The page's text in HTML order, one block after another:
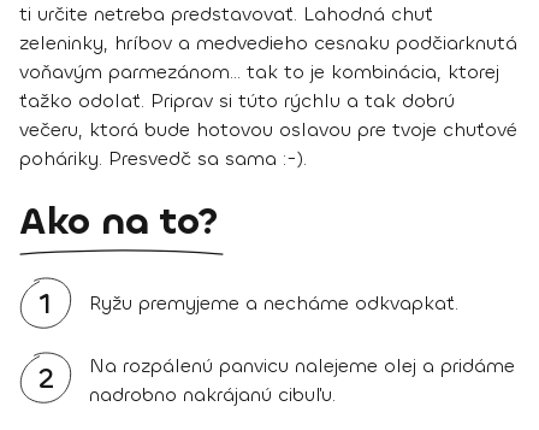
ti určite netreba predstavovať. Lahodná chuť
zeleninky, hríbov a medvedieho cesnaku podčiarknutá
voňavým parmezánom... tak to je kombinácia, ktorej
ťažko odolať. Priprav si túto rýchlu a tak dobrú
večeru, ktorá bude hotovou oslavou pre tvoje chuťové
poháriky. Presvedč sa sama :-).
Ako na to?
1 Ryžu premyjeme a necháme odkvapkať.
2
Na rozpálenú panvicu nalejeme olej a pridáme
nadrobno nakrájanú cibuľu.